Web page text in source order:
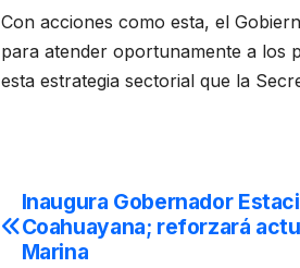
Con acciones como esta, el
para atender oportunamente a los
esta estrategia sectorial que la
Navegación
de
Inaugura Gobernador
Coahuayana; reforzará
Marina